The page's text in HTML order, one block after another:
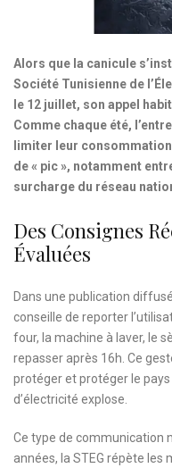
Alors que la canicule
Société Tunisienne de
le 12 juillet, son appel
Comme chaque été,
limiter leur
de « pic », notamment
surcharge du réseau
Des Consignes
Évaluées
Dans une publication
conseille de reporter
four, la machine à laver, le
repasser après 16h. Ce
protéger et protéger le
d’électricité explose.
Ce type de communication
années, la STEG répète